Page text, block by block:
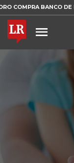
BANCO DE LA